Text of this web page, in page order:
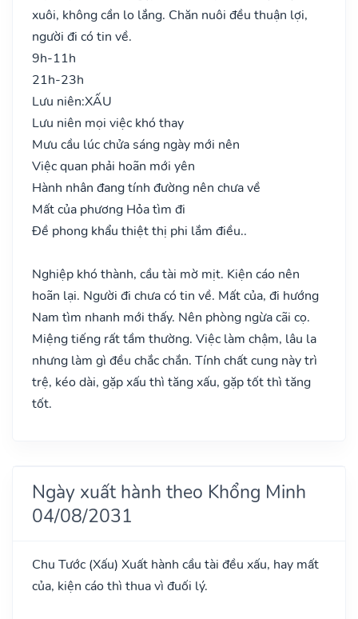
xuôi, không cần lo lắng. Chăn nuôi đều thuận lợi,
người đi có tin về.
9h-11h
21h-23h
Lưu niên:XẤU
Lưu niên mọi việc khó thay
Mưu cầu lúc chửa sáng ngày mới nên
Việc quan phải hoãn mới yên
Hành nhân đang tính đường nên chưa về
Mất của phương Hỏa tìm đi
Đề phong khẩu thiệt thị phi lắm điều..
Nghiệp khó thành, cầu tài mờ mịt. Kiện cáo nên
hoãn lại. Người đi chưa có tin về. Mất của, đi hướng
Nam tìm nhanh mới thấy. Nên phòng ngừa cãi cọ.
Miệng tiếng rất tầm thường. Việc làm chậm, lâu la
nhưng làm gì đều chắc chắn. Tính chất cung này trì
trệ, kéo dài, gặp xấu thì tăng xấu, gặp tốt thì tăng
tốt.
Ngày xuất hành theo Khổng Minh
04/08/2031
Chu Tước (Xấu) Xuất hành cầu tài đều xấu, hay mất
của, kiện cáo thì thua vì đuối lý.